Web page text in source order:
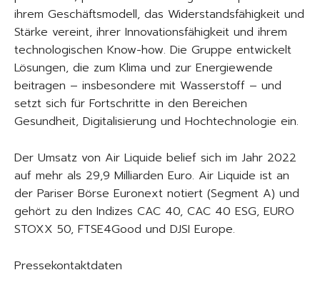
ihrem Geschäftsmodell, das Widerstandsfähigkeit und
Stärke vereint, ihrer Innovationsfähigkeit und ihrem
technologischen Know-how. Die Gruppe entwickelt
Lösungen, die zum Klima und zur Energiewende
beitragen – insbesondere mit Wasserstoff – und
setzt sich für Fortschritte in den Bereichen
Gesundheit, Digitalisierung und Hochtechnologie ein.
Der Umsatz von Air Liquide belief sich im Jahr 2022
auf mehr als 29,9 Milliarden Euro. Air Liquide ist an
der Pariser Börse Euronext notiert (Segment A) und
gehört zu den Indizes CAC 40, CAC 40 ESG, EURO
STOXX 50, FTSE4Good und DJSI Europe.
Pressekontaktdaten